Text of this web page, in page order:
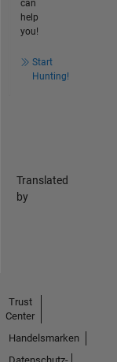
can
help
you!
Start
Hunting!
Translated
by
Trust
Center
Handelsmarken